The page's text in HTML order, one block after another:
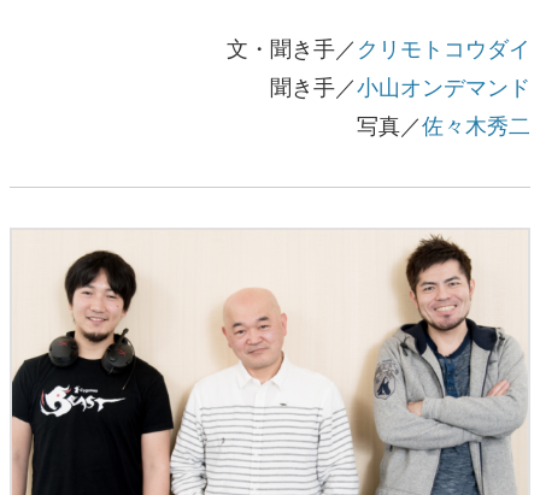
文・聞き手／クリモトコウダイ
聞き手／小山オンデマンド
写真／佐々木秀二